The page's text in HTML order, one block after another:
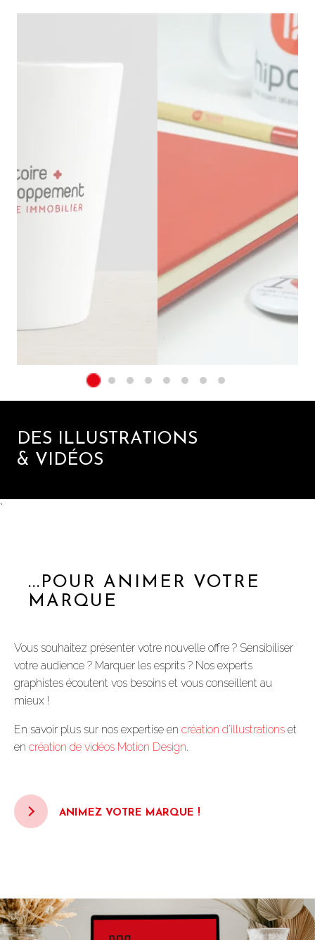
DES ILLUSTRATIONS
& VIDÉOS
`
...POUR ANIMER VOTRE
MARQUE
Vous souhaitez présenter votre nouvelle offre ? Sensibiliser
votre audience ? Marquer les esprits ? Nos experts
graphistes écoutent vos besoins et vous conseillent au
mieux !
En savoir plus sur nos expertise en création d’illustrations et
en création de vidéos Motion Design.
ANIMEZ VOTRE MARQUE !